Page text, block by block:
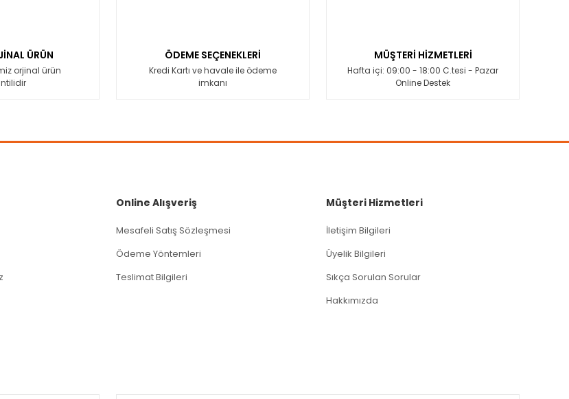
ÜRÜN
orjinal ürün
ÖDEME SEÇENEKLERİ
Kredi Kartı ve havale ile ödeme
imkanı
MÜŞTERİ HİZMETLERİ
Hafta içi: 09:00 - 18:00 C.tesi - Pazar
Online Destek
Online Alışveriş
Mesafeli Satış Sözleşmesi
Ödeme Yöntemleri
Teslimat Bilgileri
Müşteri Hizmetleri
İletişim Bilgileri
Üyelik Bilgileri
Sıkça Sorulan Sorular
Hakkımızda